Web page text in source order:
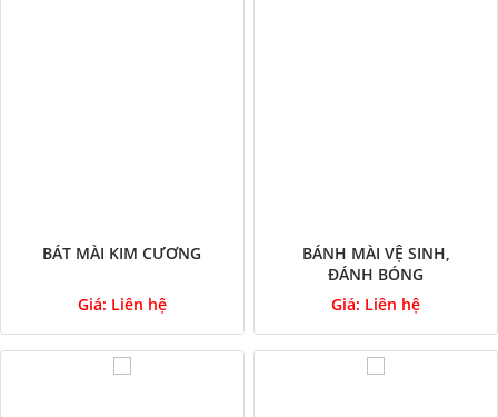
BÁT MÀI KIM CƯƠNG
Giá: Liên hệ
BÁNH MÀI VỆ SINH,
ĐÁNH BÓNG
Giá: Liên hệ